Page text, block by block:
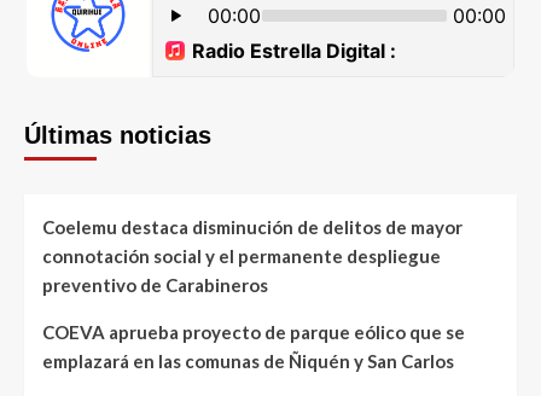
Últimas noticias
Coelemu destaca disminución de delitos de mayor
connotación social y el permanente despliegue
preventivo de Carabineros
COEVA aprueba proyecto de parque eólico que se
emplazará en las comunas de Ñiquén y San Carlos